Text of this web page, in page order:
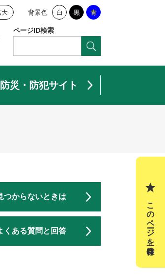
大 背景色 白 黒 青
ページID検索
防災・防犯サイト
つからないときは
くある質問と回答 このページを一時保存